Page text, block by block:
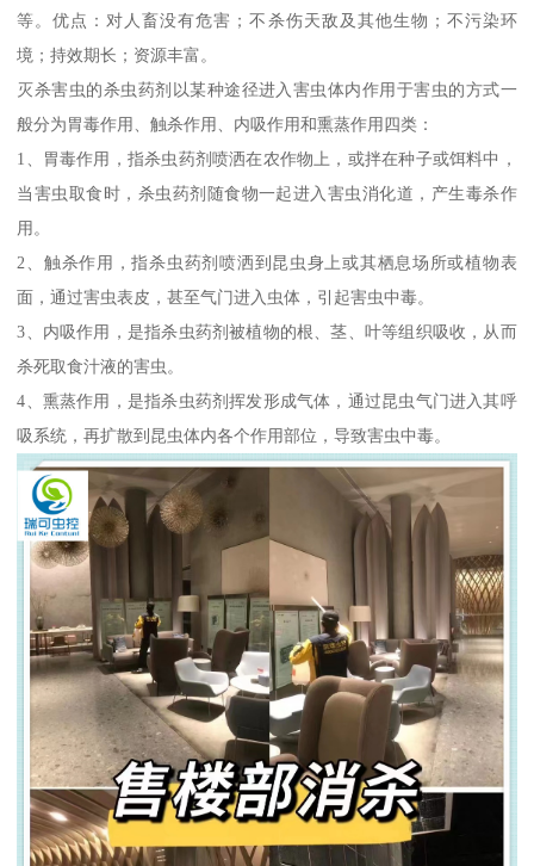
等。优点：对人畜没有危害；不杀伤天敌及其他生物；不污染环
境；持效期长；资源丰富。
灭杀害虫的杀虫药剂以某种途径进入害虫体内作用于害虫的方式一
般分为胃毒作用、触杀作用、内吸作用和熏蒸作用四类：
1、胃毒作用，指杀虫药剂喷洒在农作物上，或拌在种子或饵料中，
当害虫取食时，杀虫药剂随食物一起进入害虫消化道，产生毒杀作
用。
2、触杀作用，指杀虫药剂喷洒到昆虫身上或其栖息场所或植物表
面，通过害虫表皮，甚至气门进入虫体，引起害虫中毒。
3、内吸作用，是指杀虫药剂被植物的根、茎、叶等组织吸收，从而
杀死取食汁液的害虫。
4、熏蒸作用，是指杀虫药剂挥发形成气体，通过昆虫气门进入其呼
吸系统，再扩散到昆虫体内各个作用部位，导致害虫中毒。